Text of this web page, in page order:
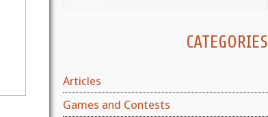
CATEGORIES
Articles
Games and Contests